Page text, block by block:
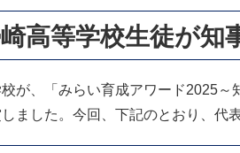
高等学校生徒が知
が、「みらい育成アワード2025～
ました。今回、下記のとおり、代